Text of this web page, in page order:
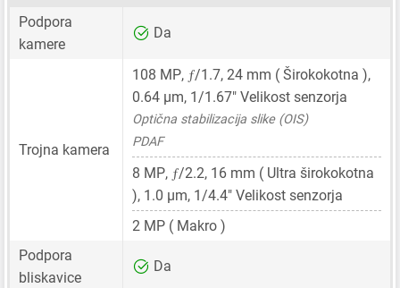
Podpora
kamere
Da
Trojna kamera
108 MP, ƒ/1.7, 24 mm ( Širokokotna ),
0.64 μm, 1/1.67" Velikost senzorja
Optična stabilizacija slike (OIS)
PDAF
8 MP, ƒ/2.2, 16 mm ( Ultra širokokotna
), 1.0 μm, 1/4.4" Velikost senzorja
2 MP ( Makro )
Podpora
bliskavice
Da